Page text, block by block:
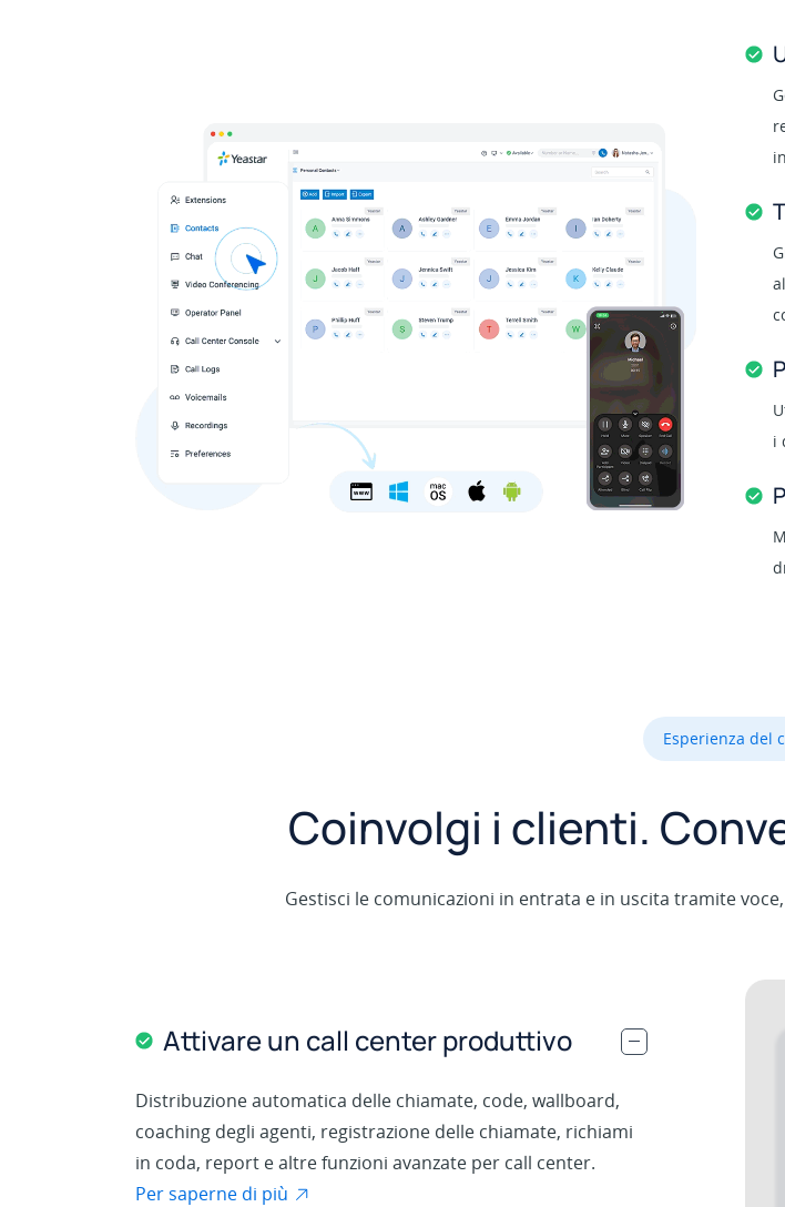
i
Esperienza del
Coinvolgi i clienti.
Gestisci le comunicazioni in entrata e in uscita tramite
Attivare un call center produttivo .
Distribuzione automatica delle chiamate, code, wallboard,
coaching degli agenti, registrazione delle chiamate, richiami
in coda, report e altre funzioni avanzate per call center.
Per saperne di più